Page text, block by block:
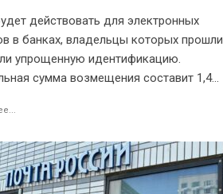
действовать для электронных
в банках, владельцы которых прошли
упрощенную идентификацию.
сумма возмещения составит 1,4...